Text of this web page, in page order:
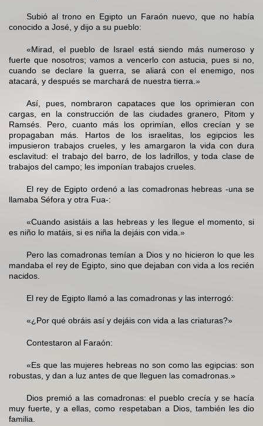
Subió al trono en Egipto un Faraón nuevo, que no había
conocido a José, y dijo a su pueblo:
«Mirad, el pueblo de Israel está siendo más numeroso y
fuerte que nosotros; vamos a vencerlo con astucia, pues si no,
cuando se declare la guerra, se aliará con el enemigo, nos
atacará, y después se marchará de nuestra tierra.»
Así, pues, nombraron capataces que los oprimieran con
cargas, en la construcción de las ciudades granero, Pitom y
Ramsés. Pero, cuanto más los oprimían, ellos crecían y se
propagaban más. Hartos de los israelitas, los egipcios les
impusieron trabajos crueles, y les amargaron la vida con dura
esclavitud: el trabajo del barro, de los ladrillos, y toda clase de
trabajos del campo; les imponían trabajos crueles.
El rey de Egipto ordenó a las comadronas hebreas -una se
llamaba Séfora y otra Fua-:
«Cuando asistáis a las hebreas y les llegue el momento, si
es niño lo matáis, si es niña la dejáis con vida.»
Pero las comadronas temían a Dios y no hicieron lo que les
mandaba el rey de Egipto, sino que dejaban con vida a los recién
nacidos.
El rey de Egipto llamó a las comadronas y las interrogó:
«¿Por qué obráis así y dejáis con vida a las criaturas?»
Contestaron al Faraón:
«Es que las mujeres hebreas no son como las egipcias: son
robustas, y dan a luz antes de que lleguen las comadronas.»
Dios premió a las comadronas: el pueblo crecía y se hacía
muy fuerte, y a ellas, como respetaban a Dios, también les dio
familia.